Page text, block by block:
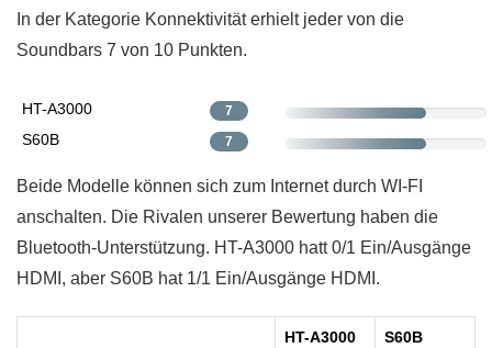
In der Kategorie Konnektivität erhielt jeder von die
Soundbars 7 von 10 Punkten.
HT-A3000 7
S60B 7
Beide Modelle können sich zum Internet durch WI-FI
anschalten. Die Rivalen unserer Bewertung haben die
Bluetooth-Unterstützung. HT-A3000 hatt 0/1 Ein/Ausgänge
HDMI, aber S60B hat 1/1 Ein/Ausgänge HDMI.
HT-A3000 S60B